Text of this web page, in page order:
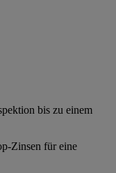
bis zu einem
Zinsen für eine